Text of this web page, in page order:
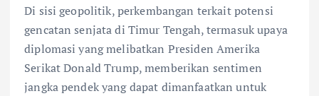
Di sisi geopolitik, perkembangan terkait potensi
gencatan senjata di Timur Tengah, termasuk upaya
diplomasi yang melibatkan Presiden Amerika
Serikat Donald Trump, memberikan sentimen
jangka pendek yang dapat dimanfaatkan untuk